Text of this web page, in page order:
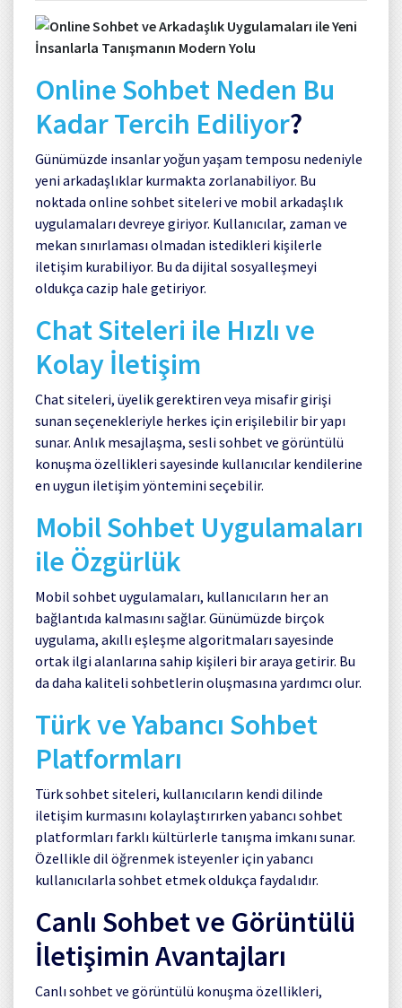
Online Sohbet Neden Bu
Kadar Tercih Ediliyor?
Günümüzde insanlar yoğun yaşam temposu nedeniyle
yeni arkadaşlıklar kurmakta zorlanabiliyor. Bu
noktada online sohbet siteleri ve mobil arkadaşlık
uygulamaları devreye giriyor. Kullanıcılar, zaman ve
mekan sınırlaması olmadan istedikleri kişilerle
iletişim kurabiliyor. Bu da dijital sosyalleşmeyi
oldukça cazip hale getiriyor.
Chat Siteleri ile Hızlı ve
Kolay İletişim
Chat siteleri, üyelik gerektiren veya misafir girişi
sunan seçenekleriyle herkes için erişilebilir bir yapı
sunar. Anlık mesajlaşma, sesli sohbet ve görüntülü
konuşma özellikleri sayesinde kullanıcılar kendilerine
en uygun iletişim yöntemini seçebilir.
Mobil Sohbet Uygulamaları
ile Özgürlük
Mobil sohbet uygulamaları, kullanıcıların her an
bağlantıda kalmasını sağlar. Günümüzde birçok
uygulama, akıllı eşleşme algoritmaları sayesinde
ortak ilgi alanlarına sahip kişileri bir araya getirir. Bu
da daha kaliteli sohbetlerin oluşmasına yardımcı olur.
Türk ve Yabancı Sohbet
Platformları
Türk sohbet siteleri, kullanıcıların kendi dilinde
iletişim kurmasını kolaylaştırırken yabancı sohbet
platformları farklı kültürlerle tanışma imkanı sunar.
Özellikle dil öğrenmek isteyenler için yabancı
kullanıcılarla sohbet etmek oldukça faydalıdır.
Canlı Sohbet ve Görüntülü
İletişimin Avantajları
Canlı sohbet ve görüntülü konuşma özellikleri,